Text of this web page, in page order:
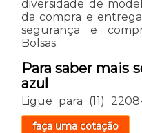
diversidade de
da compra e
segurança e
Bolsas.
Para saber mais
azul
Ligue para (11)
faça uma cotação